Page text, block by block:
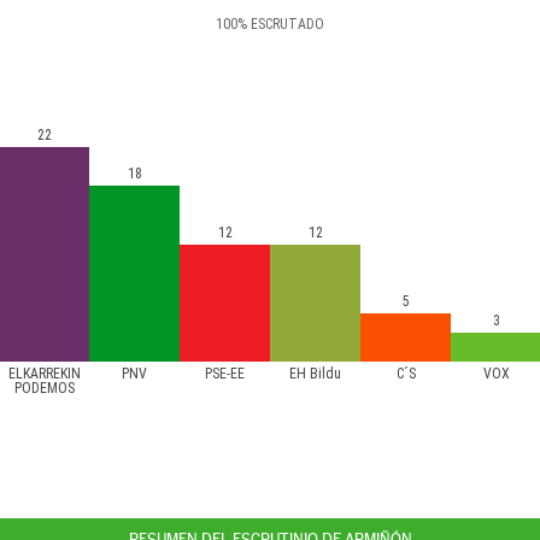
100% ESCRUTADO
ELKARREKIN
PODEMOS
PNV PSE-EE EH Bildu C´S VOX
22
18
12 12
5
3